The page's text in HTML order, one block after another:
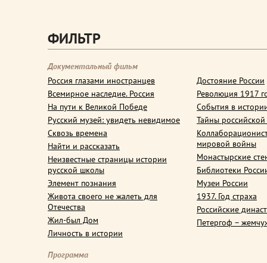
ФИЛЬТР
Документальный фильм
Россия глазами иностранцев
Всемирное наследие. Россия
На пути к Великой Победе
Русский музей: увидеть невидимое
Сквозь времена
Найти и рассказать
Неизвестные страницы истории
русской школы
Элемент познания
Живота своего не жалеть для
Отечества
Жил-был Дом
Личность в истории
Достояние России
Революция 1917
События в
Тайны
мировой войны
Монастырские
Библиотеки
Музеи России
1937. Год страха
Российские
Петергоф –
Программа